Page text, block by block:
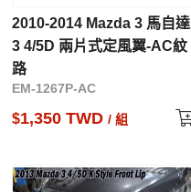
2010-2014 Mazda 3 馬自達
3 4/5D 兩片式定風翼-AC紋
路
EM-1267P-AC
$1,350 TWD/ 組